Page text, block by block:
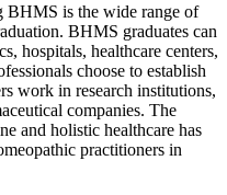
BHMS is the wide range of
BHMS graduates can
hospitals, healthcare centers,
choose to establish
work in research institutions,
companies. The
and holistic healthcare has
practitioners in